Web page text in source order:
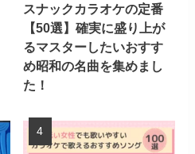
スナックカラオケの定番
【50選】確実に盛り上が
るマスターしたいおすす
め昭和の名曲を集めまし
た！